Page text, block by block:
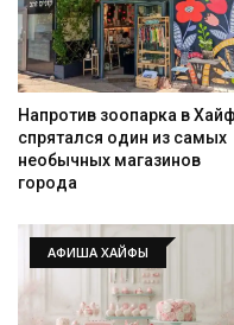
Напротив зоопарка в
спрятался один из самых
необычных магазинов
города
АФИША ХАЙФЫ